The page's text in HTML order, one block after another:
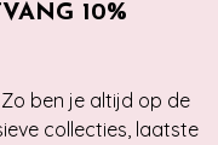
10%
ben je altijd op de
collecties, laatste